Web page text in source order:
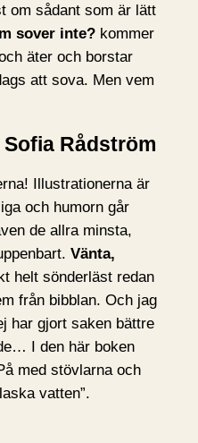
om sådant som är lätt
sover inte?kommer
äter och borstar
att sova. Men vem
Rådström
Illustrationerna är
och humorn går
de allra minsta,
Vänta,
helt sönderläst redan
från bibblan. Och jag
har gjort saken bättre
I den här boken
med stövlarna och
vatten”.